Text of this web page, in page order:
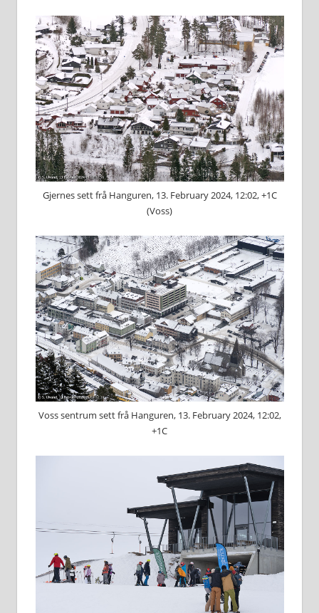
Gjernes sett frå Hanguren, 13. February 2024, 12:02, +1C
(Voss)
Voss sentrum sett frå Hanguren, 13. February 2024, 12:02,
+1C